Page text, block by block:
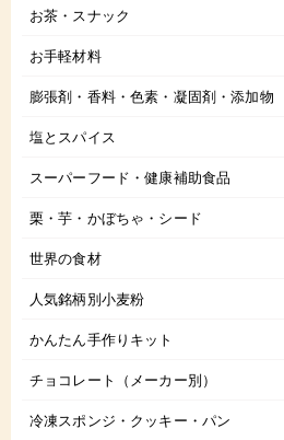
お茶・スナック
お手軽材料
膨張剤・香料・色素・凝固剤・添加物
塩とスパイス
スーパーフード・健康補助食品
栗・芋・かぼちゃ・シード
世界の食材
人気銘柄別小麦粉
かんたん手作りキット
チョコレート（メーカー別）
冷凍スポンジ・クッキー・パン